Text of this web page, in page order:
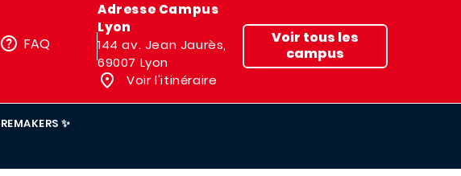
FAQ
Adresse Campus
Lyon
144 av. Jean Jaurès,
69007 Lyon
Voir l'itinéraire
Voir tous les
campus
✨